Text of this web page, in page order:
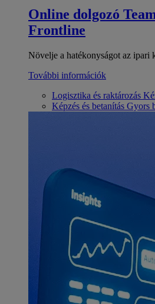
Online dolgozó
Frontline
Növelje a hatékonyságot az ipari
További információk
Logisztika és raktározás
Képzés és betanítás Gyors